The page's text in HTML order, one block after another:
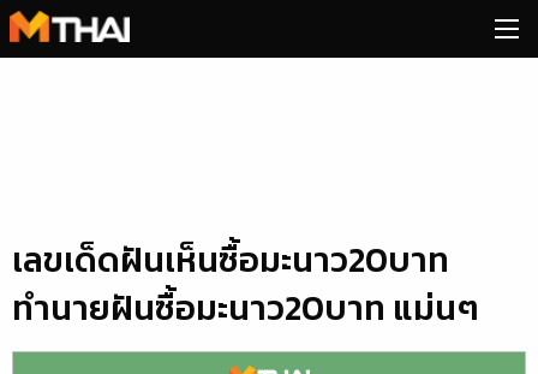
Skip
to
เลขเด็ดฝันเห็นซื้อมะนาว20บาท
ทำนายฝันซื้อมะนาว20บาท แม่นๆ